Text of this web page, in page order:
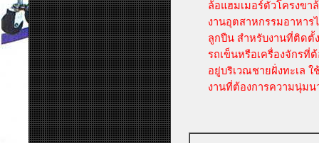
ล้อแฮมเมอร์ตัวโครงขา
งานอุตสาหกรรมอาหา
ลูกปืน สำหรับงานที่ติดตั้
รถเข็นหรือเครื่องจักรที่
อยู่บริเวณชายฝั่งทะเล
งานที่ต้องการความนุ่มน